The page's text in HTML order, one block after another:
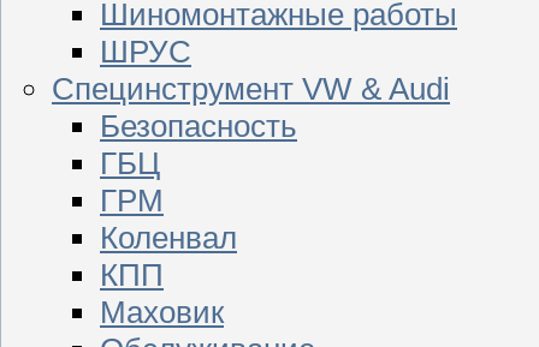
Шиномонтажные работы
ШРУС
Специнструмент VW & Audi
Безопасность
ГБЦ
ГРМ
Коленвал
КПП
Маховик